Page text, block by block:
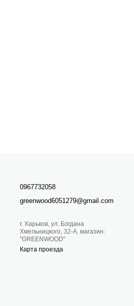
0967732058
greenwood6051279@gmail.com
г. Харьков, ул. Богдана
Хмельницкого, 32-А, магазин:
"GREENWOOD"
Карта проезда